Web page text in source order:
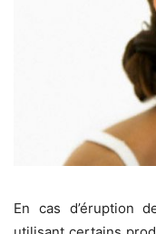
En cas d’éruption